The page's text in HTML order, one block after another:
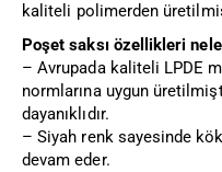
kaliteli polimerden
Poşet saksı özellikleri
– Avrupada kaliteli LPDE
normlarına uygun
dayanıklıdır.
– Siyah renk sayesinde
devam eder.